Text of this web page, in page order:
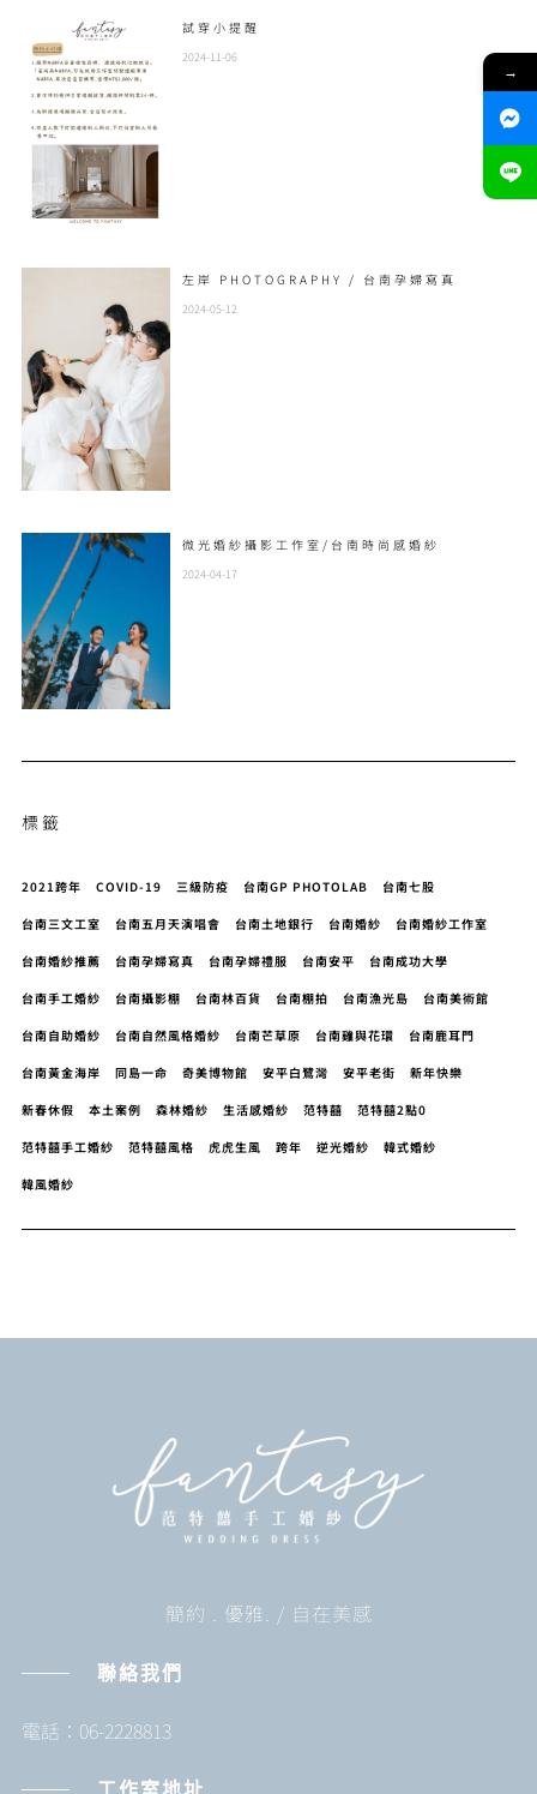
試穿小提醒
2024-11-06
左岸 PHOTOGRAPHY / 台南孕婦寫真
2024-05-12
微光婚紗攝影工作室/台南時尚感婚紗
2024-04-17
標籤
2021跨年 COVID-19 三級防疫 台南GP PHOTOLAB 台南七股
台南三文工室 台南五月天演唱會 台南土地銀行 台南婚紗 台南婚紗工作室
台南婚紗推薦 台南孕婦寫真 台南孕婦禮服 台南安平 台南成功大學
台南手工婚紗 台南攝影棚 台南林百貨 台南棚拍 台南漁光島 台南美術館
台南自助婚紗 台南自然風格婚紗 台南芒草原 台南雞與花環 台南鹿耳門
台南黃金海岸 同島一命 奇美博物館 安平白鷺灣 安平老街 新年快樂
新春休假 本土案例 森林婚紗 生活感婚紗 范特囍 范特囍2點0
范特囍手工婚紗 范特囍風格 虎虎生風 跨年 逆光婚紗 韓式婚紗
韓風婚紗
簡約 . 優雅. / 自在美感
聯絡我們
電話：06-2228813
工作室地址
→